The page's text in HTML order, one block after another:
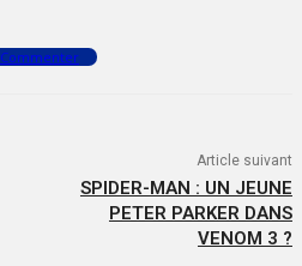
Commenter
Article suivant
SPIDER-MAN : UN JEUNE
PETER PARKER DANS
VENOM 3 ?